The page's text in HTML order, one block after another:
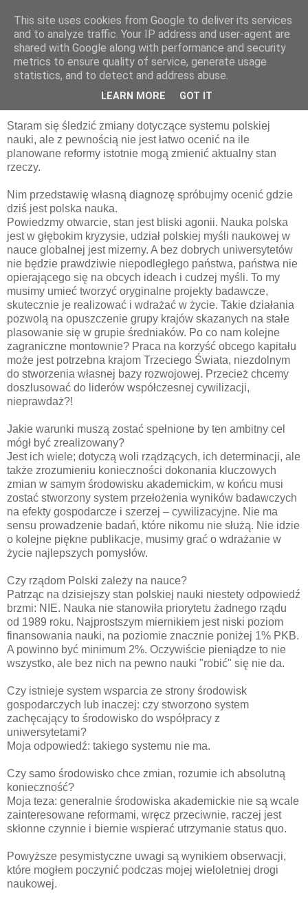
pluskiewicz.blogspot.com
sobota, 28 stycznia 2017
Parę uwag o polskiej nauce...
Staram się śledzić zmiany dotyczące systemu polskiej
nauki, ale z pewnością nie jest łatwo ocenić na ile
planowane reformy istotnie mogą zmienić aktualny stan
rzeczy.
Nim przedstawię własną diagnozę spróbujmy ocenić gdzie
dziś jest polska nauka.
Powiedzmy otwarcie, stan jest bliski agonii. Nauka polska
jest w głębokim kryzysie, udział polskiej myśli naukowej w
nauce globalnej jest mizerny. A bez dobrych uniwersytetów
nie będzie prawdziwie niepodległego państwa, państwa nie
opierającego się na obcych ideach i cudzej myśli. To my
musimy umieć tworzyć oryginalne projekty badawcze,
skutecznie je realizować i wdrażać w życie. Takie działania
pozwolą na opuszczenie grupy krajów skazanych na stałe
plasowanie się w grupie średniaków. Po co nam kolejne
zagraniczne montownie? Praca na korzyść obcego kapitału
może jest potrzebna krajom Trzeciego Świata, niezdolnym
do stworzenia własnej bazy rozwojowej. Przecież chcemy
doszlusować do liderów współczesnej cywilizacji,
nieprawdaż?!
Jakie warunki muszą zostać spełnione by ten ambitny cel
mógł być zrealizowany?
Jest ich wiele; dotyczą woli rządzących, ich determinacji, ale
także zrozumieniu konieczności dokonania kluczowych
zmian w samym środowisku akademickim, w końcu musi
zostać stworzony system przełożenia wyników badawczych
na efekty gospodarcze i szerzej – cywilizacyjne. Nie ma
sensu prowadzenie badań, które nikomu nie służą. Nie idzie
o kolejne piękne publikacje, musimy grać o wdrażanie w
życie najlepszych pomysłów.
Czy rządom Polski zależy na nauce?
Patrząc na dzisiejszy stan polskiej nauki niestety odpowiedź
brzmi: NIE. Nauka nie stanowiła priorytetu żadnego rządu
od 1989 roku. Najprostszym miernikiem jest niski poziom
finansowania nauki, na poziomie znacznie poniżej 1% PKB.
A powinno być minimum 2%. Oczywiście pieniądze to nie
wszystko, ale bez nich na pewno nauki "robić" się nie da.
Czy istnieje system wsparcia ze strony środowisk
gospodarczych lub inaczej: czy stworzono system
zachęcający to środowisko do współpracy z
uniwersytetami?
Moja odpowiedź: takiego systemu nie ma.
Czy samo środowisko chce zmian, rozumie ich absolutną
konieczność?
Moja teza: generalnie środowiska akademickie nie są wcale
zainteresowane reformami, wręcz przeciwnie, raczej jest
skłonne czynnie i biernie wspierać utrzymanie status quo.
Powyższe pesymistyczne uwagi są wynikiem obserwacji,
które mogłem poczynić podczas mojej wieloletniej drogi
naukowej.
This site uses cookies from Google to deliver its services
and to analyze traffic. Your IP address and user-agent are
shared with Google along with performance and security
metrics to ensure quality of service, generate usage
statistics, and to detect and address abuse.
LEARN MORE GOT IT